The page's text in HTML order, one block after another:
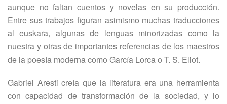
aunque no faltan cuentos y novelas en su producción.
Entre sus trabajos figuran asimismo muchas traducciones
al euskara, algunas de lenguas minorizadas como la
nuestra y otras de importantes referencias de los maestros
de la poesía moderna como García Lorca o T. S. Eliot.
Gabriel Aresti creía que la literatura era una herramienta
con capacidad de transformación de la sociedad, y lo